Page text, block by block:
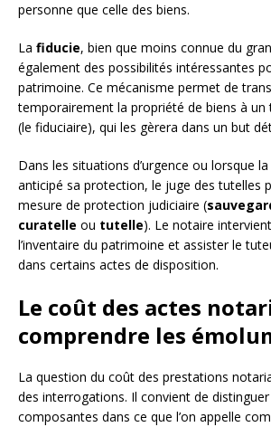
personne que celle des biens.
La fiducie, bien que moins connue du
également des possibilités intéressantes
patrimoine. Ce mécanisme permet de
temporairement la propriété de biens à un
(le fiduciaire), qui les gèrera dans un but
Dans les situations d’urgence ou lorsque la
anticipé sa protection, le juge des tutelles
mesure de protection judiciaire (
curatelle ou tutelle). Le notaire
l’inventaire du patrimoine et assister le
dans certains actes de disposition.
Le coût des actes
comprendre les
La question du coût des prestations
des interrogations. Il convient de
composantes dans ce que l’on appelle